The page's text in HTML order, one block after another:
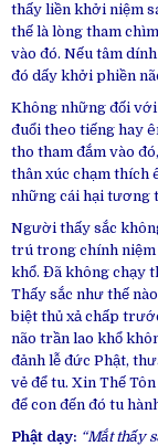
thấy liền khởi niệm
thế là lòng tham
vào đó. Nếu tâm
đó dấy khởi phiền
Không những đối với
đuổi theo tiếng hay
tho tham đắm vào
thân xúc chạm thích
những cái hại tương
Người thấy sắc
trú trong chính niệm
khổ. Đã không chạy
Thấy sắc như thế
biệt thủ xả chấp
não trần lao khổ
đảnh lễ đức Phật,
vẻ để tu. Xin Thế
để con đến đó tu
Phật dạy: “Mắt thấy